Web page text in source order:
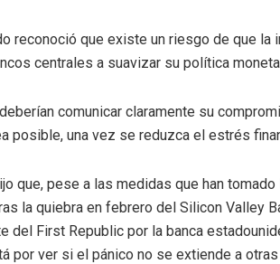
reconoció que existe un riesgo de que
centrales a suavizar su política
comunicar claramente su
posible, una vez se reduzca el estrés
que, pese a las medidas que han
la quiebra en febrero del Silicon Valley
del First Republic por la banca
por ver si el pánico no se extiende a